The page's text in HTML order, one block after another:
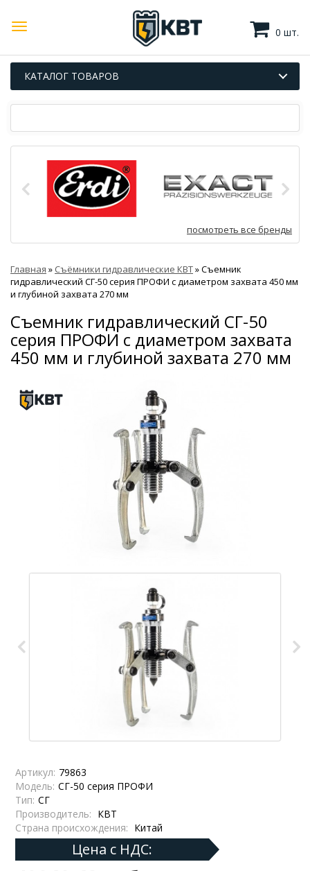
0 шт.
КАТАЛОГ ТОВАРОВ
посмотреть все бренды
Главная » Съёмники гидравлические КВТ»Съемник
гидравлический СГ-50 серия ПРОФИ с диаметром захвата 450 мм
и глубиной захвата 270 мм
Съемник гидравлический СГ-50
серия ПРОФИ с диаметром захвата
450 мм и глубиной захвата 270 мм
Артикул: 79863
Модель: СГ-50 серия ПРОФИ
Тип: СГ
Производитель: КВТ
Страна происхождения: Китай
Цена с НДС: